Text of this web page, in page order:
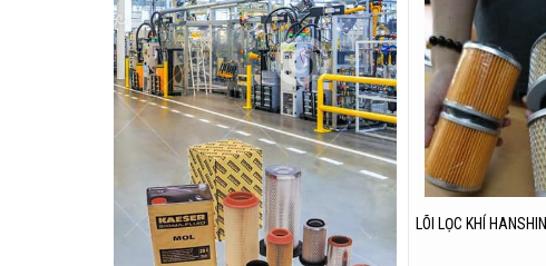
LÕI LỌC KHÍ HANSHIN